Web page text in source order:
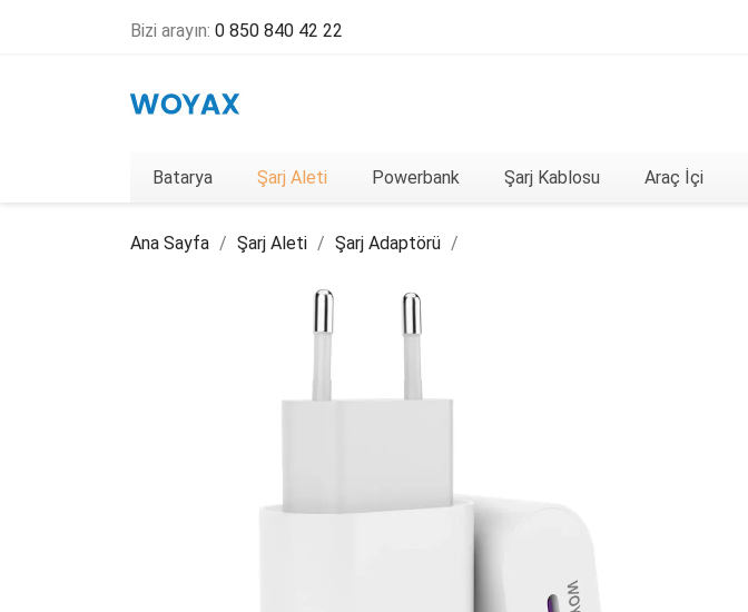
Bizi arayın: 0 850 840 42 22
Batarya Şarj Aleti Powerbank Şarj Kablosu Araç İçi
Ana Sayfa Şarj Aleti Şarj Adaptörü